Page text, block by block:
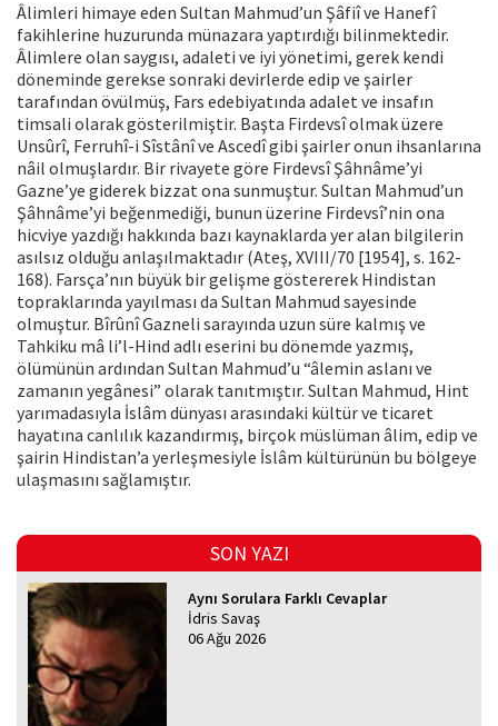
Âlimleri himaye eden Sultan Mahmud’un Şâfiî ve Hanefî
fakihlerine huzurunda münazara yaptırdığı bilinmektedir.
Âlimlere olan saygısı, adaleti ve iyi yönetimi, gerek kendi
döneminde gerekse sonraki devirlerde edip ve şairler
tarafından övülmüş, Fars edebiyatında adalet ve insafın
timsali olarak gösterilmiştir. Başta Firdevsî olmak üzere
Unsûrî, Ferruhî-i Sîstânî ve Ascedî gibi şairler onun ihsanlarına
nâil olmuşlardır. Bir rivayete göre Firdevsî Şâhnâme’yi
Gazne’ye giderek bizzat ona sunmuştur. Sultan Mahmud’un
Şâhnâme’yi beğenmediği, bunun üzerine Firdevsî’nin ona
hicviye yazdığı hakkında bazı kaynaklarda yer alan bilgilerin
asılsız olduğu anlaşılmaktadır (Ateş, XVIII/70 [1954], s. 162-
168). Farsça’nın büyük bir gelişme göstererek Hindistan
topraklarında yayılması da Sultan Mahmud sayesinde
olmuştur. Bîrûnî Gazneli sarayında uzun süre kalmış ve
Tahkiku mâ li’l-Hind adlı eserini bu dönemde yazmış,
ölümünün ardından Sultan Mahmud’u “âlemin aslanı ve
zamanın yegânesi” olarak tanıtmıştır. Sultan Mahmud, Hint
yarımadasıyla İslâm dünyası arasındaki kültür ve ticaret
hayatına canlılık kazandırmış, birçok müslüman âlim, edip ve
şairin Hindistan’a yerleşmesiyle İslâm kültürünün bu bölgeye
ulaşmasını sağlamıştır.
SON YAZI
Aynı Sorulara Farklı Cevaplar
İdris Savaş
06 Ağu 2026